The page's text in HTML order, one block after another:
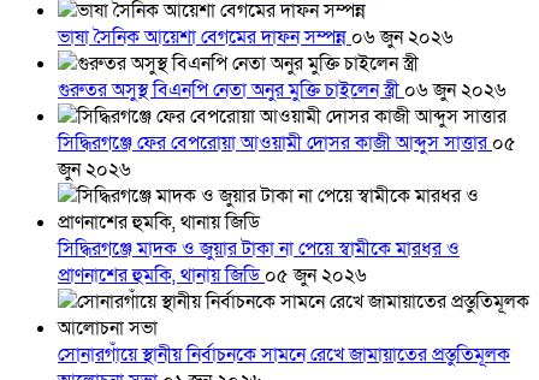
ভাষা সৈনিক আয়েশা বেগমের দাফন সম্পন্ন ০৬ জুন ২০২৬
গুরুতর অসুস্থ বিএনপি নেতা অনুর মুক্তি চাইলেন স্ত্রী০৬ জুন ২০২৬
সিদ্ধিরগঞ্জে ফের বেপরোয়া আওয়ামী দোসর কাজী আব্দুস সাত্তার০৫
জুন ২০২৬
সিদ্ধিরগঞ্জে মাদক ও জুয়ার টাকা না পেয়ে স্বামীকে মারধর ও
প্রাণনাশের হুমকি, থানায় জিডি০৫ জুন ২০২৬
সোনারগাঁয়ে স্থানীয় নির্বাচনকে সামনে রেখে জামায়াতের প্রস্তুতিমূলক